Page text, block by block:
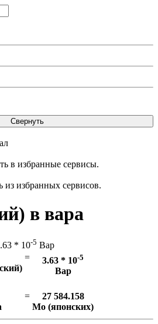
в избранные сервисы.
из избранных сервисов.
в вара
* 10-5 Вар
= 3.63 * 10-5
Вар
=
27 584.158
Мо (японских)